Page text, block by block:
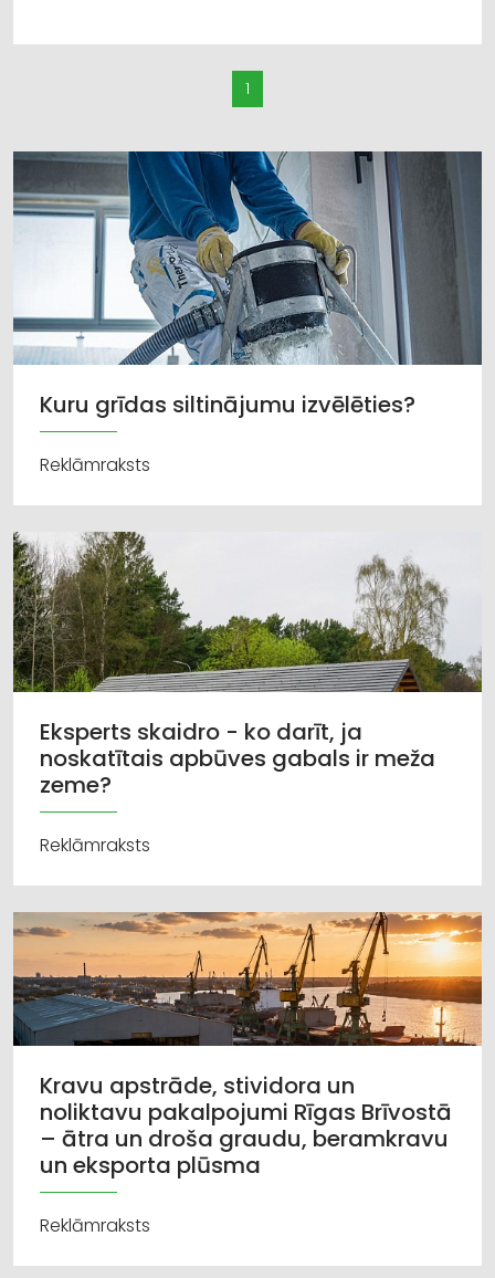
1
Kuru grīdas siltinājumu izvēlēties?
Reklāmraksts
Eksperts skaidro - ko darīt, ja
noskatītais apbūves gabals ir meža
zeme?
Reklāmraksts
Kravu apstrāde, stividora un
noliktavu pakalpojumi Rīgas Brīvostā
– ātra un droša graudu, beramkravu
un eksporta plūsma
Reklāmraksts